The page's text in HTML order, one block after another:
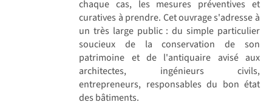
chaque cas, les mesures préventives et
curatives à prendre. Cet ouvrage s'adresse à
un très large public : du simple particulier
soucieux de la conservation de son
patrimoine et de l'antiquaire avisé aux
architectes, ingénieurs civils,
entrepreneurs, responsables du bon état
des bâtiments.